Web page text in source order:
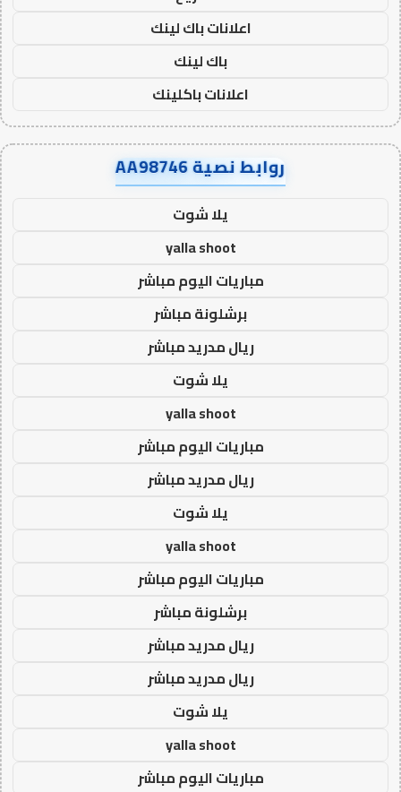
اعلانات باك لينك
باك لينك
اعلانات باكلينك
روابط نصية AA98746
يلا شوت
yalla shoot
مباريات اليوم مباشر
برشلونة مباشر
ريال مدريد مباشر
يلا شوت
yalla shoot
مباريات اليوم مباشر
ريال مدريد مباشر
يلا شوت
yalla shoot
مباريات اليوم مباشر
برشلونة مباشر
ريال مدريد مباشر
ريال مدريد مباشر
يلا شوت
yalla shoot
مباريات اليوم مباشر